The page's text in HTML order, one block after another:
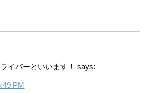
イバーといいます！
says:
PM